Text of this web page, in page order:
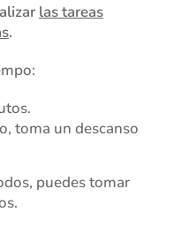
las tareas
.
toma un descanso
puedes tomar